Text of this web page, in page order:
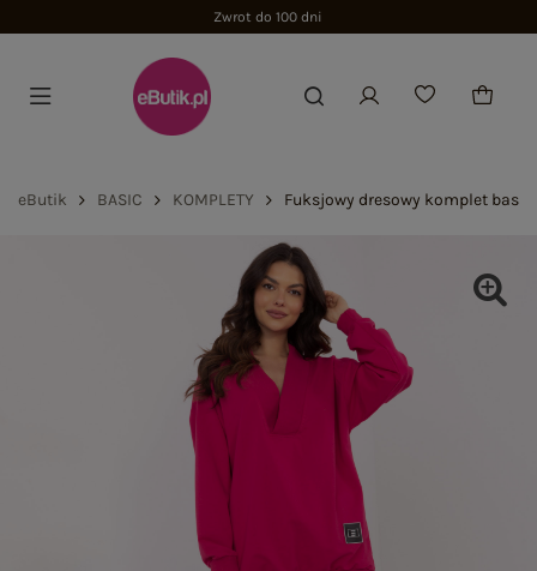
Zwrot do 100 dni
eButik BASIC KOMPLETY Fuksjowy dresowy komplet basic